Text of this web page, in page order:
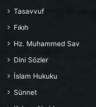
Tasavvuf
Fıkıh
Hz. Muhammed Sav
Dini Sözler
İslam Hukuku
Sünnet